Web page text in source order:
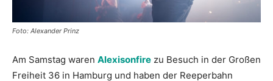
Foto: Alexander Prinz
Am Samstag waren Alexisonfire zu Besuch in der Großen
Freiheit 36 in Hamburg und haben der Reeperbahn